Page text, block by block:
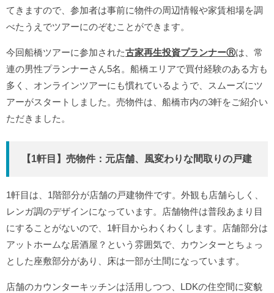
てきますので、参加者は事前に物件の周辺情報や家賃相場を調
べたうえでツアーにのぞむことができます。
今回船橋ツアーに参加された古家再生投資プランナーⓇは、常
連の男性プランナーさん5名。船橋エリアで買付経験のある方も
多く、オンラインツアーにも慣れているようで、スムーズにツ
アーがスタートしました。売物件は、船橋市内の3軒をご紹介い
ただきました。
【1軒目】売物件：元店舗、風変わりな間取りの戸建
1軒目は、1階部分が店舗の戸建物件です。外観も店舗らしく、
レンガ調のデザインになっています。店舗物件は普段あまり目
にすることがないので、1軒目からわくわくします。店舗部分は
アットホームな居酒屋？という雰囲気で、カウンターとちょっ
とした座敷部分があり、床は一部が土間になっています。
店舗のカウンターキッチンは活用しつつ、LDKの住空間に変貌